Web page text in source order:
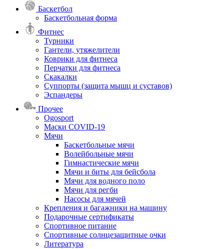
Баскетбол
Баскетбольная форма
Фитнес
Турники
Гантели, утяжелители
Коврики для фитнеса
Перчатки для фитнеса
Скакалки
Суппорты (защита мышц и суставов)
Эспандеры
Прочее
Ogosport
Маски COVID-19
Мячи
Баскетбольные мячи
Волейбольные мячи
Гимнастические мячи
Мячи и биты для бейсбола
Мячи для водного поло
Мячи для регби
Насосы для мячей
Крепления и багажники на машину
Подарочные сертификаты
Спортивное питание
Спортивные солнцезащитные очки
Литература